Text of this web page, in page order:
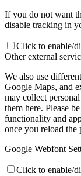
If you do not want
disable tracking in
Click to enable/
Other external
We also use
Google Maps, and
may collect
them here. Please
functionality and
once you reload the
Google Webfont
Click to enable/